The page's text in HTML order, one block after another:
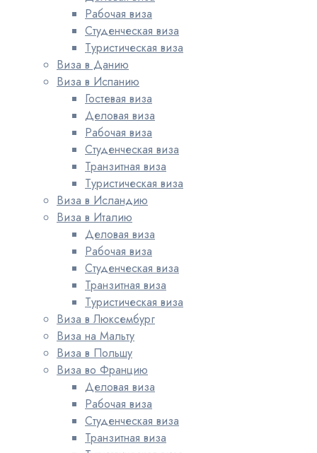
Рабочая виза
Студенческая виза
Туристическая виза
Виза в Данию
Виза в Испанию
Гостевая виза
Деловая виза
Рабочая виза
Студенческая виза
Транзитная виза
Туристическая виза
Виза в Исландию
Виза в Италию
Деловая виза
Рабочая виза
Студенческая виза
Транзитная виза
Туристическая виза
Виза в Люксембург
Виза на Мальту
Виза в Польшу
Виза во Францию
Деловая виза
Рабочая виза
Студенческая виза
Транзитная виза